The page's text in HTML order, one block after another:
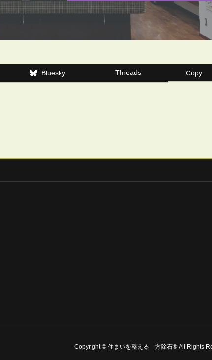
Bluesky Threads Copy
Copyright © 住まいを整える 方除石® All Rights